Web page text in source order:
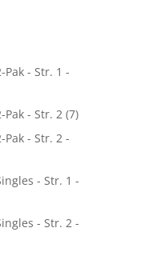
Pak - Str. 1 -
Pak - Str. 2 (7)
Pak - Str. 2 -
- Str. 1 -
- Str. 2 -